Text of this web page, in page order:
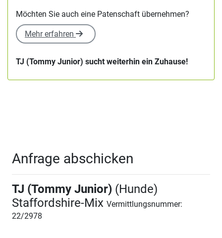
Möchten Sie auch eine Patenschaft übernehmen?
Mehr erfahren
TJ (Tommy Junior) sucht weiterhin ein Zuhause!
Anfrage abschicken
TJ (Tommy Junior) (Hunde)
Staffordshire-Mix Vermittlungsnummer:
22/2978